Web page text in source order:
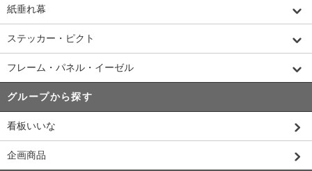
紙垂れ幕
ステッカー・ピクト
フレーム・パネル・イーゼル
グループから探す
看板いいな
企画商品